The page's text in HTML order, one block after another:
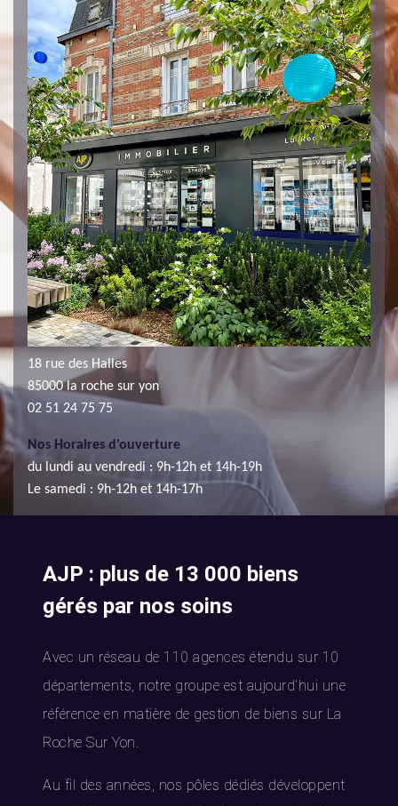
18 rue des Halles
85000 la roche sur yon
02 51 24 75 75
Nos Horaires d'ouverture
du lundi au vendredi : 9h-12h et 14h-19h
Le samedi : 9h-12h et 14h-17h
AJP : plus de 13 000 biens
gérés par nos soins
Avec un réseau de 110 agences étendu sur 10
départements, notre groupe est aujourd’hui une
référence en matière de gestion de biens sur La
Roche Sur Yon.
Au fil des années, nos pôles dédiés développent